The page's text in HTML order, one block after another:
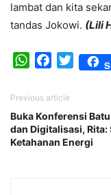
lambat dan kita
tandas Jokowi. (Lili
WhatsAppFacebook
Twitter
Previous article
Buka Konferensi
dan Digitalisasi, Rita:
Ketahanan Energi